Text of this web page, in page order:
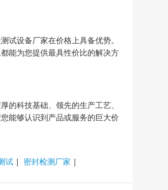
试设备厂家在价格上具备优势。
能为您提供最具性价比的解决方
的科技基础、领先的生产工艺、
能够认识到产品或服务的巨大价
试 | 密封检测厂家 |